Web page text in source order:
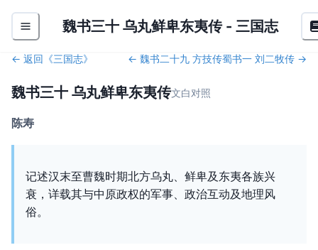
魏书三十 乌丸鲜卑东夷传- 三国志
← 返回《三国志》 ← 魏书二十九 方技传蜀书一 刘二牧传 →
魏书三十 乌丸鲜卑东夷传文白对照
陈寿
记述汉末至曹魏时期北方乌丸、鲜卑及东夷各族兴
衰，详载其与中原政权的军事、政治互动及地理风
俗。